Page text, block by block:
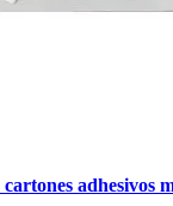
adhesivos